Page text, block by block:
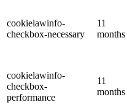
cookielawinfo-
checkbox-necessary
11
months
cookielawinfo-
checkbox-
performance
11
months